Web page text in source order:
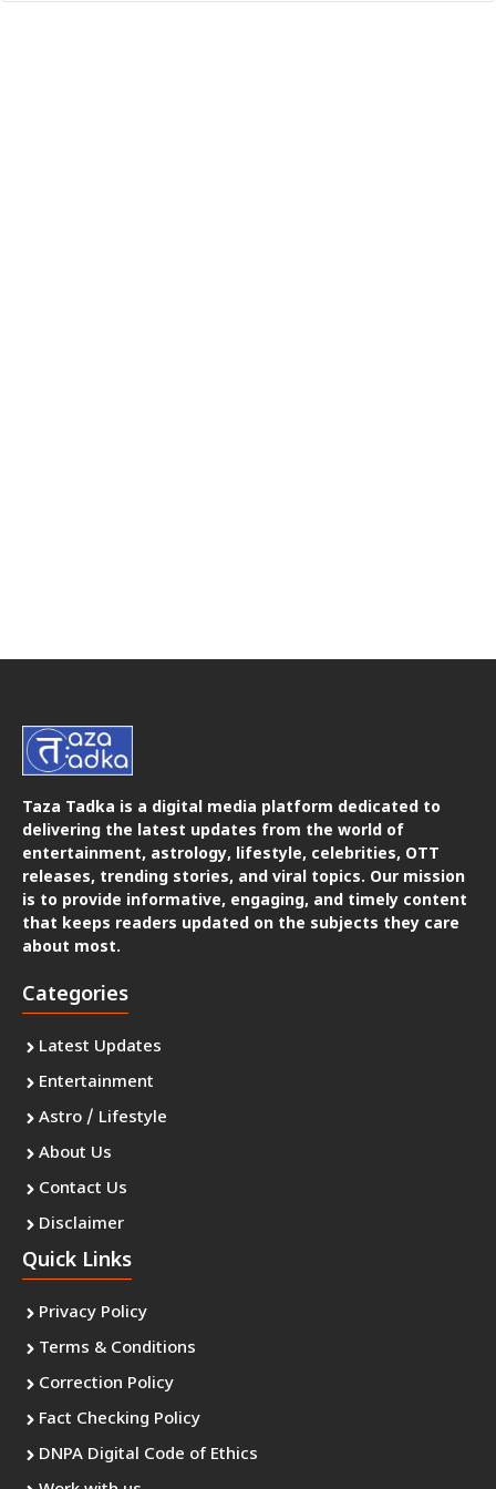
Taza Tadka is a digital media platform dedicated to
delivering the latest updates from the world of
entertainment, astrology, lifestyle, celebrities, OTT
releases, trending stories, and viral topics. Our mission
is to provide informative, engaging, and timely content
that keeps readers updated on the subjects they care
about most.
Categories
Latest Updates
Entertainment
Astro / Lifestyle
About Us
Contact Us
Disclaimer
Quick Links
Privacy Policy
Terms & Conditions
Correction Policy
Fact Checking Policy
DNPA Digital Code of Ethics